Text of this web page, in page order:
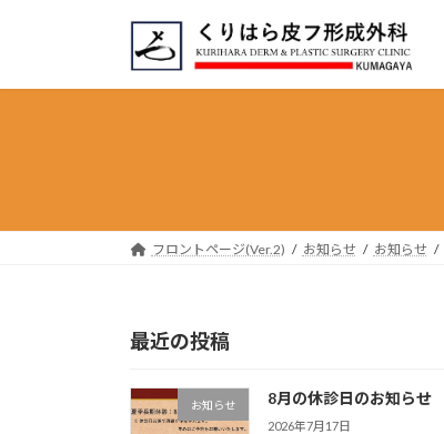
ン
ッ
ー
移
フロントページ(Ver.2) お知らせ お知らせ
最近の投稿
お知らせ 8月の休診日のお知らせ
2026年7月17日